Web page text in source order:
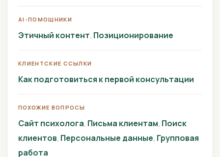
AI-ПОМОЩНИКИ
Этичный контент Позиционирование
КЛИЕНТСКИЕ ССЫЛКИ
Как подготовиться к первой консультации
ПОХОЖИЕ ВОПРОСЫ
Сайт психолога Письма клиентам Поиск
клиентов Персональные данные Групповая
работа